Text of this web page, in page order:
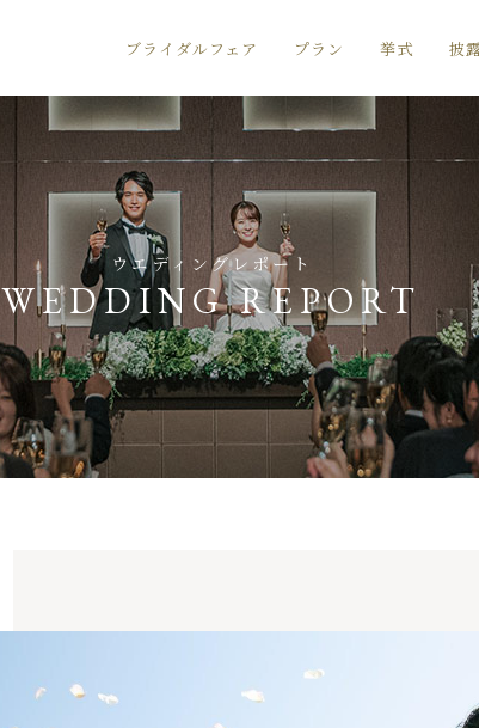
ブライダルフェア プラン 挙式 披
ウエディングレポート
WEDDING REPORT